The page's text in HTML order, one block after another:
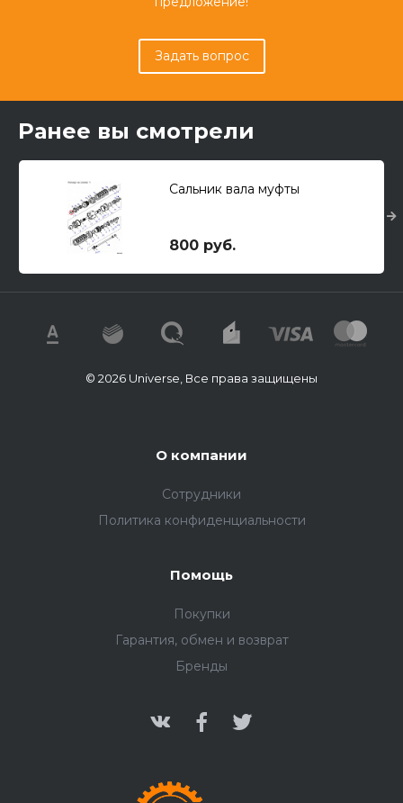
Задать вопрос
Ранее вы смотрели
Сальник вала муфты
800 руб.
© 2026 Universe, Все права защищены
О компании
Сотрудники
Политика конфиденциальности
Помощь
Покупки
Гарантия, обмен и возврат
Бренды